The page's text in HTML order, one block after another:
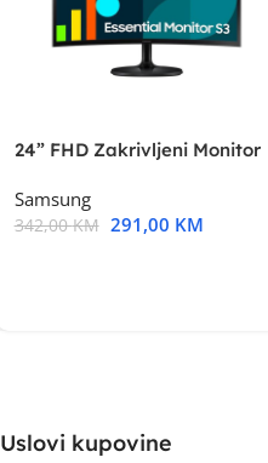
24” FHD Zakrivljeni Monitor
Samsung
342,00KM 291,00 KM
Uslovi kupovine